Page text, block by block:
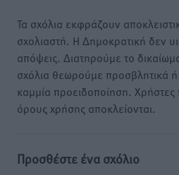
Τα σχόλια εκφράζουν
σχολιαστή. Η Δημοκρατική δεν
απόψεις. Διατηρούμε το
σχόλια θεωρούμε προσβλητικά ή
καμμία προειδοποίηση.
όρους χρήσης αποκλείονται.
Προσθέστε ένα σχόλιο